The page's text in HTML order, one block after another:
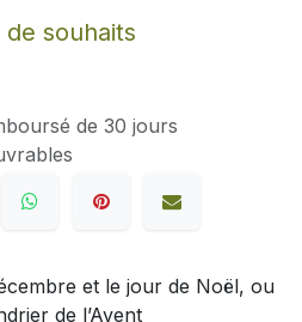
souhaits
de 30 jours
et le jour de Noël, ou
de l’Avent